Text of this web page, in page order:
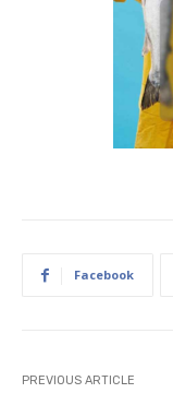
Facebook
PREVIOUS ARTICLE